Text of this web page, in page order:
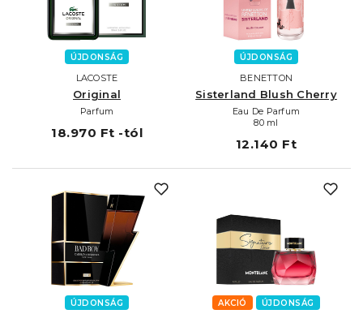
ÚJDONSÁG
LACOSTE
Original
Parfum
18.970 Ft -tól
ÚJDONSÁG
BENETTON
Sisterland Blush Cherry
Eau De Parfum
80 ml
12.140 Ft
ÚJDONSÁG AKCIÓ ÚJDONSÁG